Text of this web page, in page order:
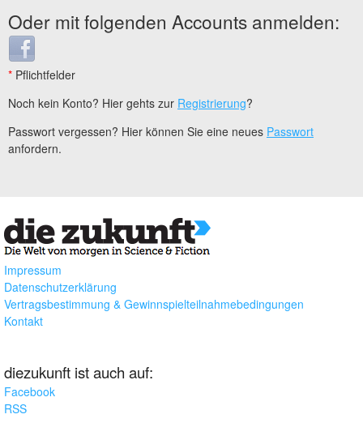
Oder mit folgenden Accounts anmelden:
Login with Facebook
* Pflichtfelder
Noch kein Konto? Hier gehts zur Registrierung?
Passwort vergessen? Hier können Sie eine neues Passwort
anfordern.
Impressum
Datenschutzerklärung
Vertragsbestimmung & Gewinnspielteilnahmebedingungen
Kontakt
diezukunft ist auch auf:
Facebook
RSS